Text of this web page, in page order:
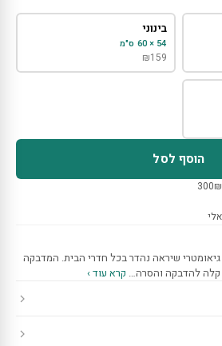
בינוני
54 × 60 ס"מ
₪159
הוסף לסל
שיראה נהדר בכל חדרי הבית. המדבקה
קרא עוד ›